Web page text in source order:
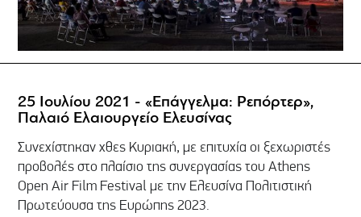
25 Ιουλίου 2021 - «Επάγγελμα: Ρεπόρτερ»,
Παλαιό Ελαιουργείο Ελευσίνας
Συνεχίστηκαν χθες Κυριακή, με επιτυχία οι ξεχωριστές
προβολές στο πλαίσιο της συνεργασίας του Athens
Open Air Film Festival με την Ελευσίνα Πολιτιστική
Πρωτεύουσα της Ευρώπης 2023.